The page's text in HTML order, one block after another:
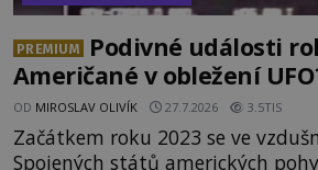
PREMIUM
Podivné události
Američané v obležení
OD MIROSLAV OLIVÍK 27.7.2026 3.5TIS
Začátkem roku 2023 se ve
Spojených států amerických